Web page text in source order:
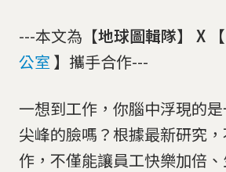
---本文為【地球圖輯隊】 X 【
公室 】 攜手合作---
一想到工作，你腦中浮現的
尖峰的臉嗎？根據最新研究
作，不僅能讓員工快樂加倍